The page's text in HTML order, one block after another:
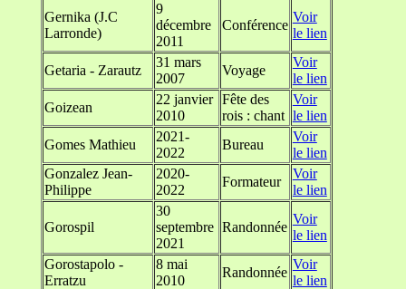
Gernika (J.C
Larronde)
9
décembre
2011
Conférence
Voir
le lien
Getaria - Zarautz
31 mars
2007
Voyage
Voir
le lien
Goizean
22 janvier
2010
Fête des
rois : chant
Voir
le lien
Gomes Mathieu
2021-
2022
Bureau
Voir
le lien
Gonzalez Jean-
Philippe
2020-
2022
Formateur
Voir
le lien
Gorospil
30
septembre
2021
Randonnée
Voir
le lien
Gorostapolo -
Erratzu
8 mai
2010
Randonnée
Voir
le lien